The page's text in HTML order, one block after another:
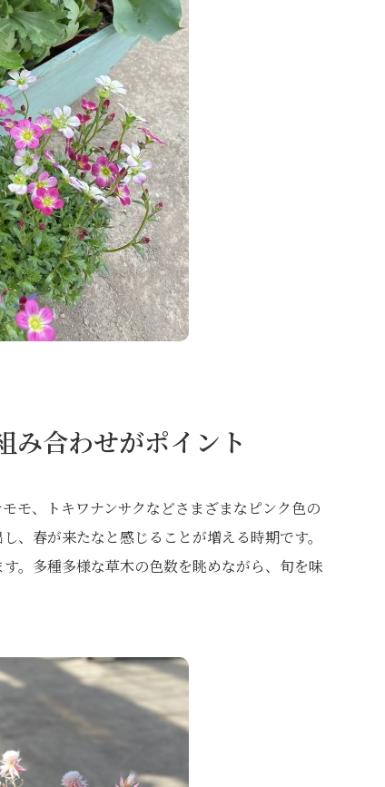
み合わせがポイント
モ、トキワナンサクなどさまざまなピンク色の
、春が来たなと感じることが増える時期です。
。多種多様な草木の色数を眺めながら、旬を味